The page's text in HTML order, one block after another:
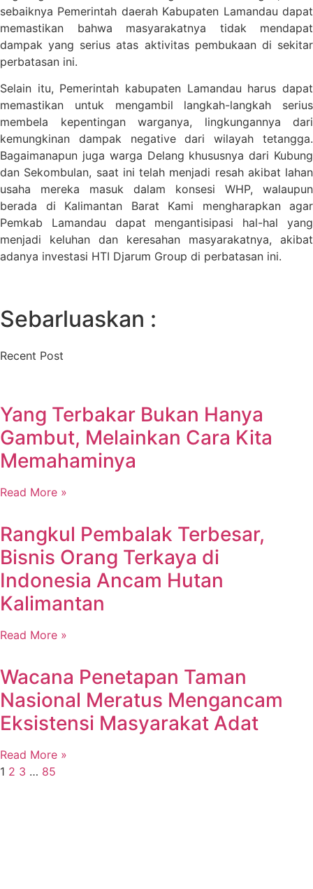
sebaiknya Pemerintah daerah Kabupaten Lamandau dapat
memastikan bahwa masyarakatnya tidak mendapat
dampak yang serius atas aktivitas pembukaan di sekitar
perbatasan ini.
Selain itu, Pemerintah kabupaten Lamandau harus dapat
memastikan untuk mengambil langkah-langkah serius
membela kepentingan warganya, lingkungannya dari
kemungkinan dampak negative dari wilayah tetangga.
Bagaimanapun juga warga Delang khususnya dari Kubung
dan Sekombulan, saat ini telah menjadi resah akibat lahan
usaha mereka masuk dalam konsesi WHP, walaupun
berada di Kalimantan Barat Kami mengharapkan agar
Pemkab Lamandau dapat mengantisipasi hal-hal yang
menjadi keluhan dan keresahan masyarakatnya, akibat
adanya investasi HTI Djarum Group di perbatasan ini.
Sebarluaskan :
Recent Post
Yang Terbakar Bukan Hanya
Gambut, Melainkan Cara Kita
Memahaminya
Read More »
Rangkul Pembalak Terbesar,
Bisnis Orang Terkaya di
Indonesia Ancam Hutan
Kalimantan
Read More »
Wacana Penetapan Taman
Nasional Meratus Mengancam
Eksistensi Masyarakat Adat
Read More »
1 2 3 … 85